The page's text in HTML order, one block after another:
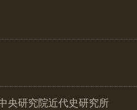
央研究院近代史研究所